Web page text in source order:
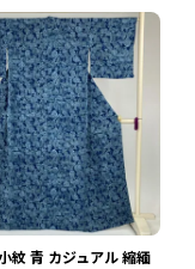
紋 青 カジュアル 縮緬